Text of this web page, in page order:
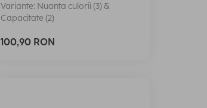
Variante: Nuanța culorii (3) &
Capacitate (2)
100,90 RON